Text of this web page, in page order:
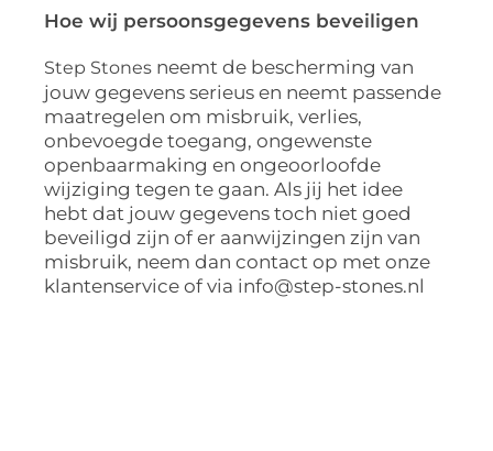
Hoe wij persoonsgegevens beveiligen
Step Stones neemt de bescherming van
jouw gegevens serieus en neemt passende
maatregelen om misbruik, verlies,
onbevoegde toegang, ongewenste
openbaarmaking en ongeoorloofde
wijziging tegen te gaan. Als jij het idee
hebt dat jouw gegevens toch niet goed
beveiligd zijn of er aanwijzingen zijn van
misbruik, neem dan contact op met onze
klantenservice of via info@step-stones.nl